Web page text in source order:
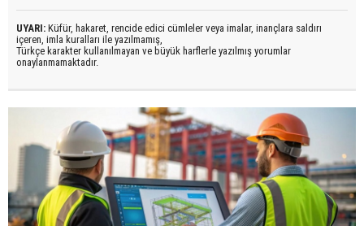
UYARI: Küfür, hakaret, rencide edici cümleler veya imalar, inançlara saldırı
içeren, imla kuralları ile yazılmamış,
Türkçe karakter kullanılmayan ve büyük harflerle yazılmış yorumlar
onaylanmamaktadır.